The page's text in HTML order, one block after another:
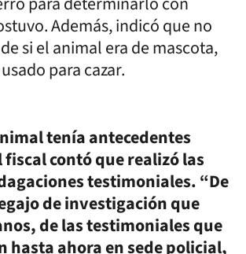
Además, indicó que no
si el animal era de mascota,
para cazar.
tenía antecedentes
contó que realizó las
testimoniales. “De
de investigación que
de las testimoniales que
hasta ahora en sede policial,